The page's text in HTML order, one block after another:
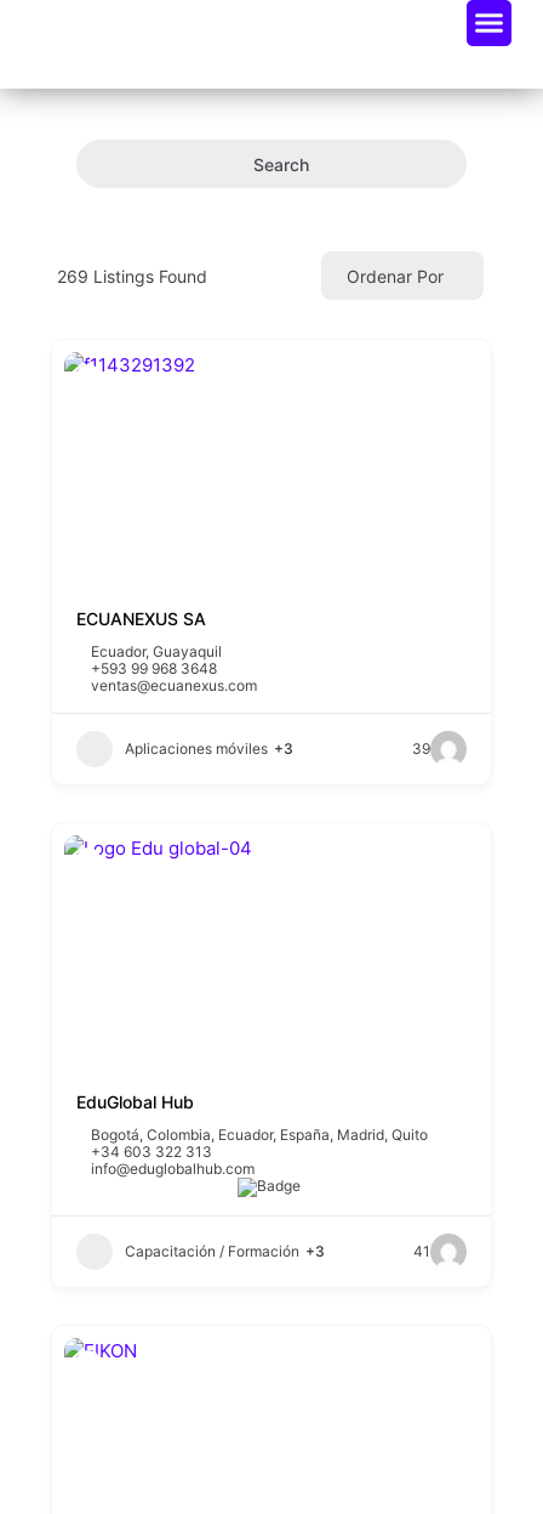
Search
269 Listings Found Ordenar Por
ECUANEXUS SA
Ecuador,Guayaquil
+593 99 968 3648
ventas@ecuanexus.com
Aplicaciones móviles +3 39
EduGlobal Hub
Bogotá,Colombia, Ecuador, España, Madrid,Quito
+34 603 322 313
info@eduglobalhub.com
Capacitación / Formación +3 41